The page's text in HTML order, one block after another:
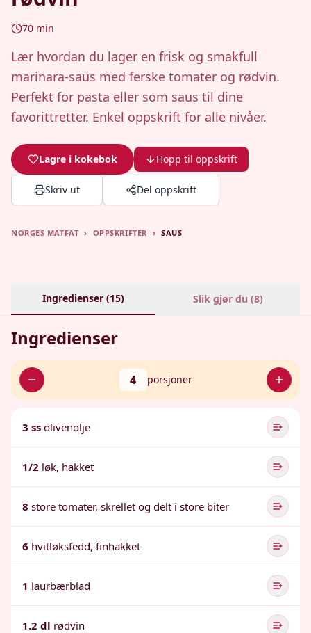
70 min
Lær hvordan du lager en frisk og smakfull
marinara-saus med ferske tomater og rødvin.
Perfekt for pasta eller som saus til dine
favorittretter. Enkel oppskrift for alle nivåer.
Lagre i kokebok Hopp til oppskrift
Skriv ut Del oppskrift
NORGES MATFAT › OPPSKRIFTER › SAUS
Ingredienser (15) Slik gjør du (8)
Ingredienser
4 porsjoner
3 ss olivenolje
1/2 løk, hakket
8 store tomater, skrellet og delt i store biter
6 hvitløksfedd, finhakket
1 laurbærblad
1.2 dl rødvin